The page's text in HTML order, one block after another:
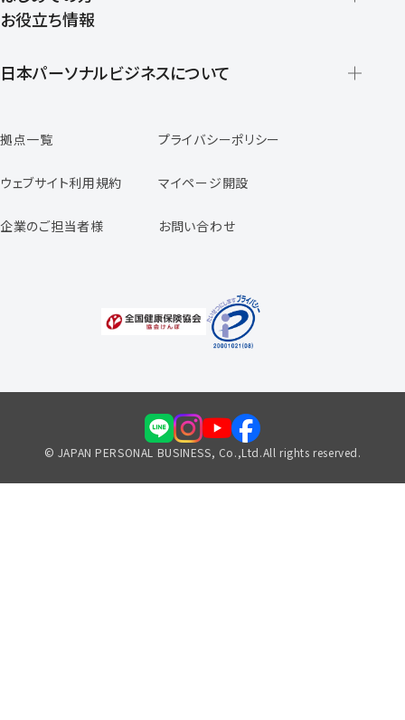
登録から就業開始までの流れ
お役立ち情報
日本パーソナルビジネスについて
スタッフの声
専任コンサルタントの声
福利厚生のご案内
拠点一覧 プライバシーポリシー
ウェブサイト利用規約 マイページ開設
企業のご担当者様 お問い合わせ
© JAPAN PERSONAL BUSINESS, Co.,Ltd.All rights reserved.